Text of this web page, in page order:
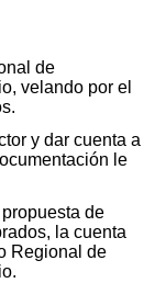
de
velando por el
y dar cuenta a
le
de
la cuenta
Regional de